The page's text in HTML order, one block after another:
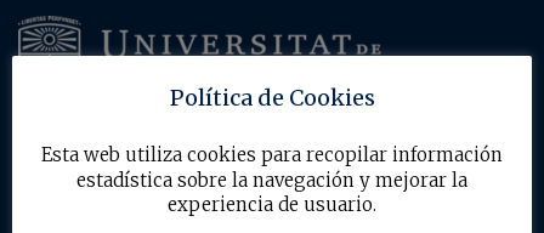
Acerca del máster
Política de Cookies
Esta web utiliza cookies para recopilar información
estadística sobre la navegación y mejorar la
experiencia de usuario.